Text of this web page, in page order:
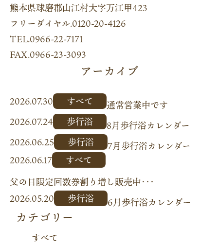
熊本県球磨郡山江村大字万江甲423
フリーダイヤル.0120-20-4126
TEL.0966-22-7171
FAX.0966-23-3093
アーカイブ
2026.07.30 すべて
通常営業中です
2026.07.24
歩行浴
8月歩行浴カレンダー
2026.06.25
歩行浴
7月歩行浴カレンダー
2026.06.17
すべて
父の日限定回数券割り増し販売中･･･
2026.05.20
歩行浴 6月歩行浴カレンダー
カテゴリー
すべて